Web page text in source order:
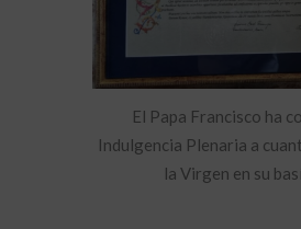
El Papa Francisco ha
Indulgencia Plenaria a
la Virgen en su